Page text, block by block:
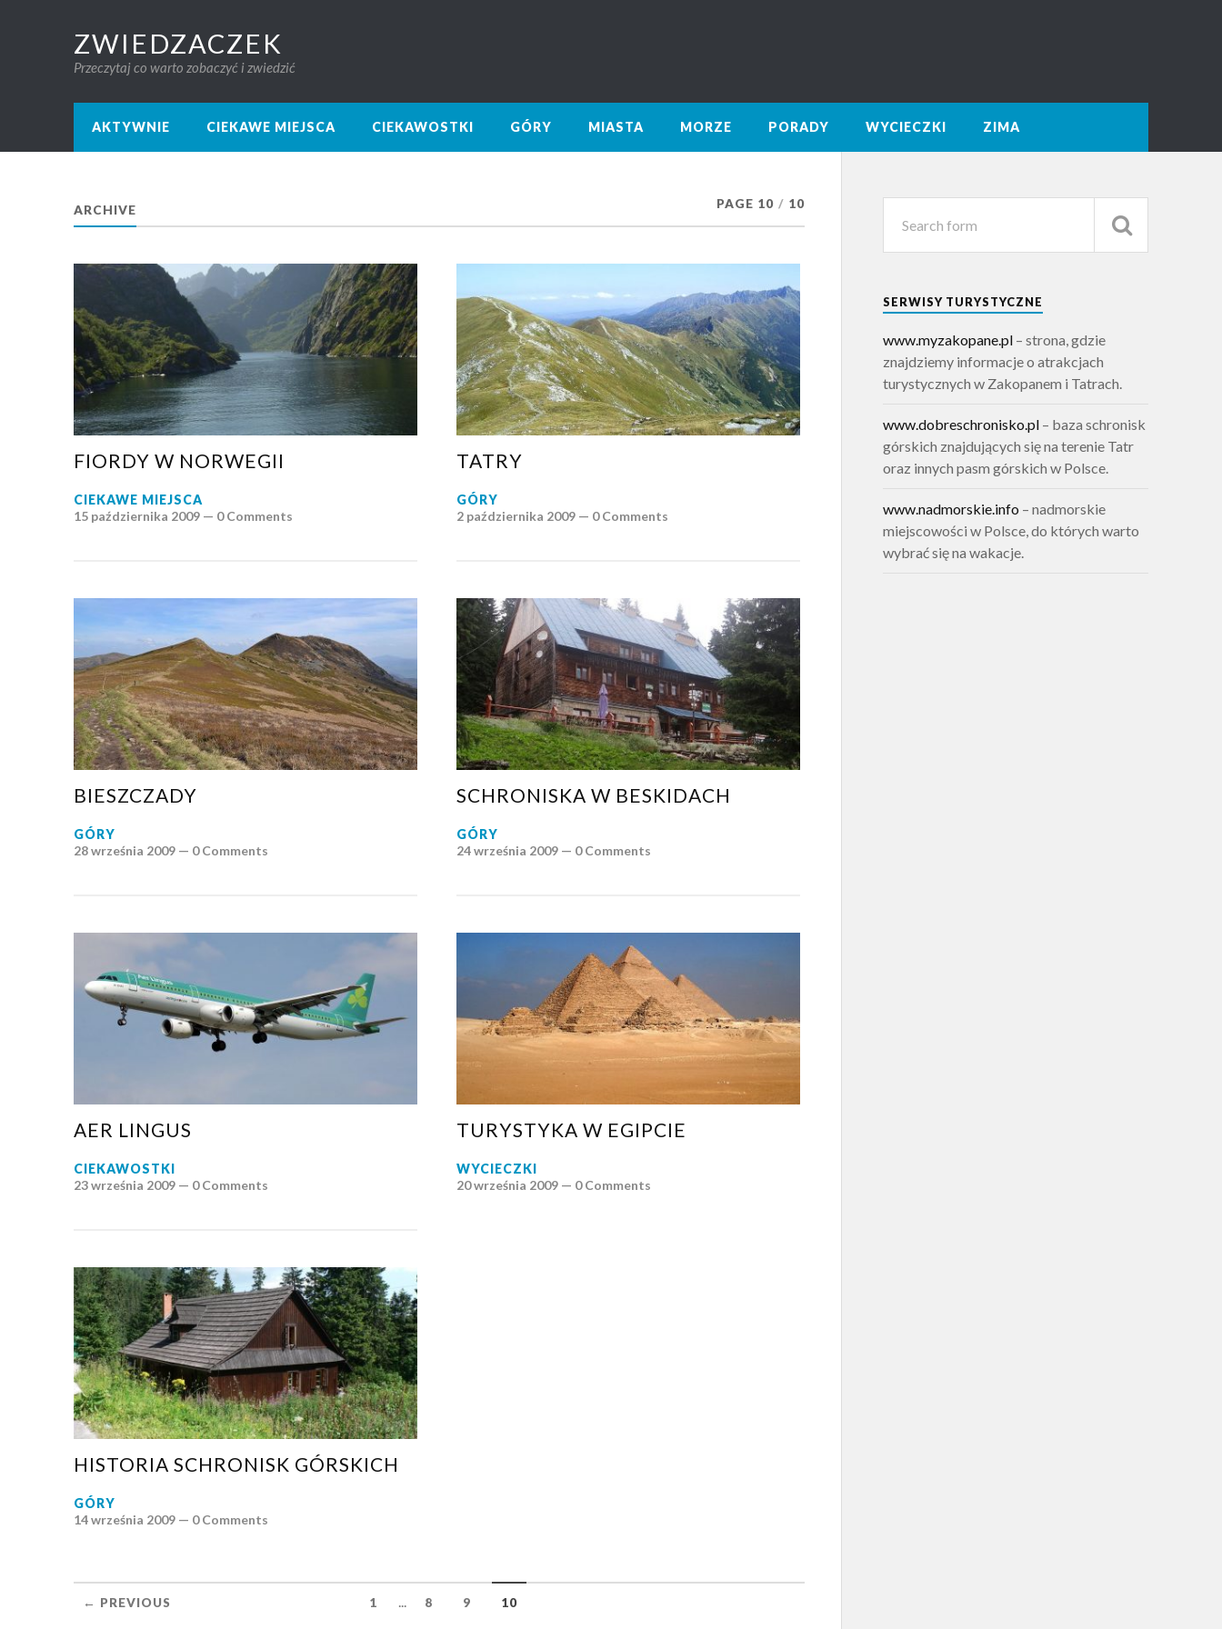
ZWIEDZACZEK
Przeczytaj co warto zobaczyć i zwiedzić
AKTYWNIE CIEKAWE MIEJSCA CIEKAWOSTKI GÓRY MIASTA MORZE PORADY WYCIECZKI ZIMA
ARCHIVE PAGE 10 / 10
FIORDY W NORWEGII
CIEKAWE MIEJSCA
15 października 2009 — 0 Comments
TATRY
GÓRY
2 października 2009 — 0 Comments
BIESZCZADY
GÓRY
28 września 2009 — 0 Comments
SCHRONISKA W BESKIDACH
GÓRY
24 września 2009 — 0 Comments
AER LINGUS
CIEKAWOSTKI
23 września 2009 — 0 Comments
TURYSTYKA W EGIPCIE
WYCIECZKI
20 września 2009 — 0 Comments
HISTORIA SCHRONISK GÓRSKICH
GÓRY
14 września 2009 — 0 Comments
← PREVIOUS 1 8 9 10
SERWISY TURYSTYCZNE
www.myzakopane.pl– strona, gdzie
znajdziemy informacje o atrakcjach
turystycznych w Zakopanem i Tatrach.
www.dobreschronisko.pl– baza schronisk
górskich znajdujących się na terenie Tatr
oraz innych pasm górskich w Polsce.
www.nadmorskie.info – nadmorskie
miejscowości w Polsce, do których warto
wybrać się na wakacje.